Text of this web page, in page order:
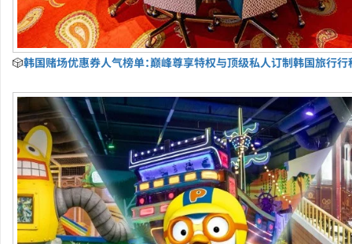
🎲韩国赌场优惠券人气榜单：巅峰尊享特权与顶级私人订制韩国旅行行